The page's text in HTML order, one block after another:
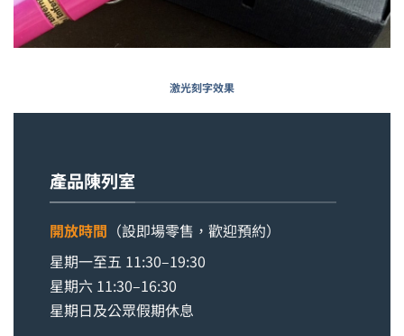
激光刻字效果
產品陳列室
開放時間 （設即場零售，歡迎預約）
星期一至五 11:30–19:30
星期六 11:30–16:30
星期日及公眾假期休息